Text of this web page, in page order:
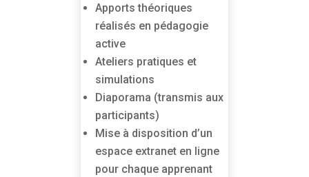
Apports théoriques
réalisés en pédagogie
active
Ateliers pratiques et
simulations
Diaporama (transmis aux
participants)
Mise à disposition d’un
espace extranet en ligne
pour chaque apprenant